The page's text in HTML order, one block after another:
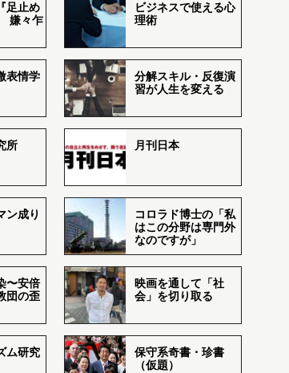
足止め
嫌々乍
ビジネスで使える心
理術
表情学
分解スキル・反復演
習が人生を変える
所 月刊日本
ン成り
コロラド博士の「私
はこの分野は専門外
なのですが」
〜安倍
団の歪
映画を通して「社
会」を切り取る
ム研究
保守系奇書・珍書
（仮題）